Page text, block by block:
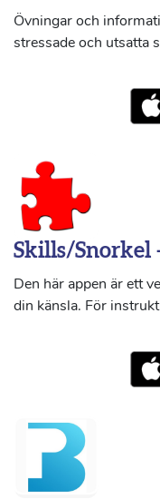
Övningar och
stressade och utsatta
Skills/Snorkel
Den här appen är ett
din känsla. För